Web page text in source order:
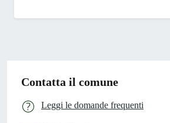
Contatta il comune
Leggi le domande frequenti